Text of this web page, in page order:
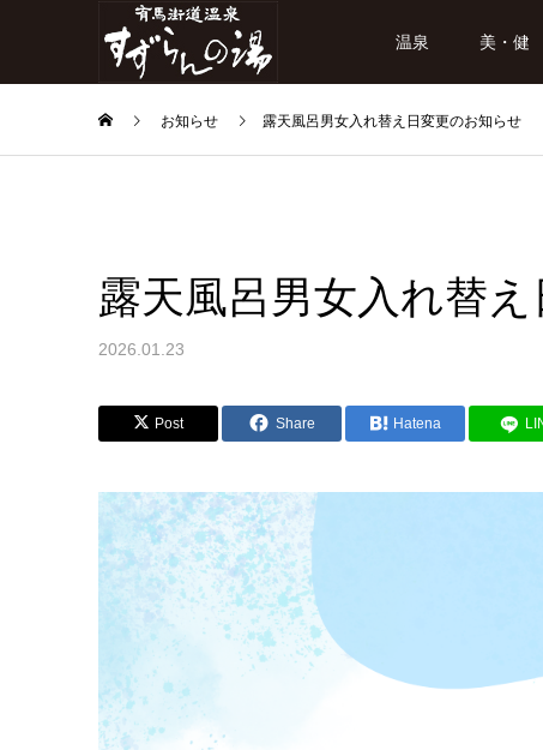
温泉 美・健
お知らせ 露天風呂男女入れ替え日変更のお知らせ
露天風呂男女入れ替
2026.01.23
Post Share Hatena